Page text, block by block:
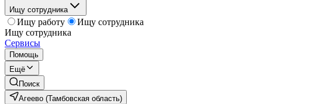
Ищу сотрудника
Ищу работу
Ищу сотрудника
Ищу сотрудника
Сервисы
Помощь
Ещё
Поиск
Агеево (Тамбовская область)